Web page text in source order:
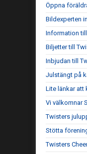
Öppna
Bildexperten
Information
Biljetter till
Inbjudan till
Julstängt på
Lite länkar att
Vi välkomnar
Twisters
Stötta
Twisters